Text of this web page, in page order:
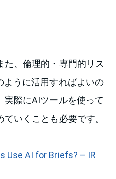
た、倫理的・専門的リス
ように活用すればよいの
際にAIツールを使って
いくことも必要です。
Use AI for Briefs? – IR